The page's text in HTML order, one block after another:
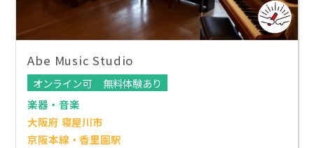
Abe Music Studio
オンライン可
無料体験あり
楽器・音楽
大阪府 寝屋川市
京阪本線・香里園駅